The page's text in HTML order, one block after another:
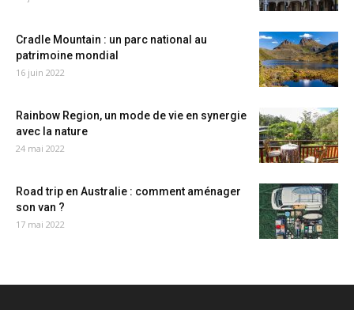
Cradle Mountain : un parc national au
patrimoine mondial
16 juin 2022
Rainbow Region, un mode de vie en synergie
avec la nature
24 mai 2022
Road trip en Australie : comment aménager
son van ?
17 mai 2022